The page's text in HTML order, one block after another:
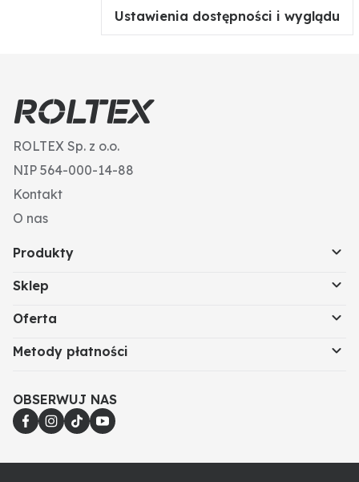
Menke-Nr.: 62762Ustawienia dostępności i wyglądu
ROLTEX Sp. z o.o.
NIP 564-000-14-88
Kontakt
O nas
Produkty
Sklep
Oferta
Metody płatności
OBSERWUJ NAS